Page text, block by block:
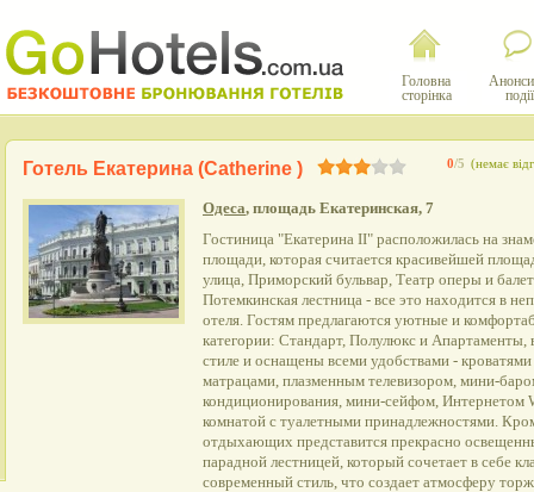
Головна
сторінка
події
0/5 (немає
Готель Екатерина (Catherine )
Одеса, площадь Екатеринская, 7
Гостиница "Екатерина II" расположилась на
площади, которая считается красивейшей
улица, Приморский бульвар, Театр оперы и
Потемкинская лестница - все это находится в
отеля. Гостям предлагаются уютные и
категории: Стандарт, Полулюкс и
стиле и оснащены всеми удобствами -
матрацами, плазменным телевизором, мини-
кондиционирования, мини-сейфом, Интернетом
комнатой с туалетными принадлежностями.
отдыхающих представится прекрасно
парадной лестницей, который сочетает в себе
современный стиль, что создает атмосферу